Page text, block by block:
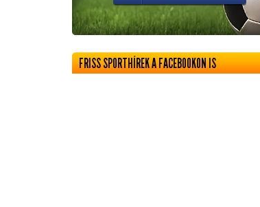
FRISS SPORTHÍREK A FACEBOOKON IS